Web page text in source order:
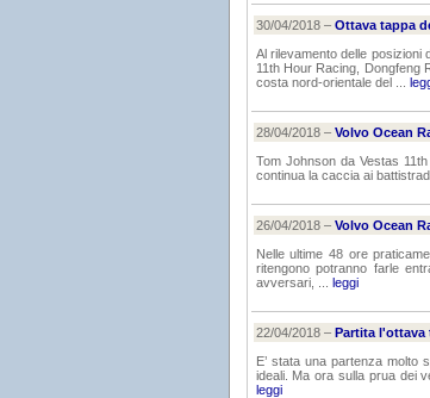
30/04/2018 – Ottava tappa
Al rilevamento delle
11th Hour Racing, Dongfeng
costa nord-orientale del ...
28/04/2018 – Volvo Ocean
Tom Johnson da Vestas
continua la caccia ai
26/04/2018 – Volvo Ocean
Nelle ultime 48 ore
ritengono potranno farle
avversari, ... leggi
22/04/2018 – Partita l'ottava
E’ stata una partenza molto
ideali. Ma ora sulla prua dei
leggi